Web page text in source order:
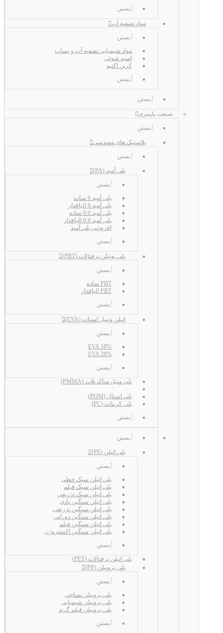
بستن
مواد تصفیه آب
بستن
مواد شیمیایی تصفیه آب و پساب
اسید شوئی
کربن اکتیو
بستن
بستن
صنعت پلیمری
بستن
پلاستیک های مهندسی
بستن
پلی آمید (PA)
بستن
پلی آمید 6 ساده
پلی آمید 6 الیافدار
پلی آمید 6.6 ساده
پلی آمید 6.6 الیافدار
افزودنی پلی آمید
بستن
پلی بوتیلن ترفتالات (PBT)
بستن
PBT ساده
PBT الیافدار
بستن
اتیلن وینیل استات (EVA)
بستن
EVA 18%
EVA 28%
بستن
پلی متیل متاکریلات (PMMA)
پلی استال (POM)
پلی کربنات (PC)
بستن
بستن
پلی اتیلن (PE)
بستن
پلی اتیلن سبک خطی
پلی اتیلن سبک فیلم
پلی اتیلن سبک تزریقی
پلی اتیلن سنگین بادی
پلی اتیلن سنگین تزریقی
پلی اتیلن سنگین دورانی
پلی اتیلن سنگین فیلم
پلی اتیلن سنگین اکستروژن
بستن
پلی اتیلن ترفتالات (PET)
پلی پروپیلن (PP)
بستن
پلی پروپیلن نساجی
پلی پروپیلن شیمیایی
پلی پروپیلن فیلم گرید
بستن